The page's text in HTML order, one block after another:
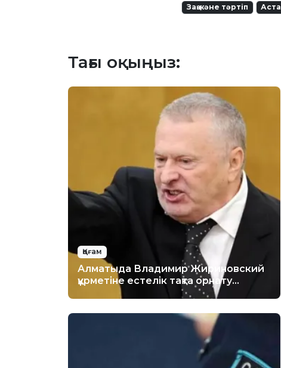
Заң және тәртіп
Тағы оқыңыз:
Қоғам
Алматыда Владимир Жириновский
құрметіне естелік тақта орнату
ұсынылды